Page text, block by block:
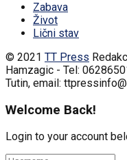
Zabava
Život
Lični stav
© 2021 TT Press
Hamzagic - Tel:
Tutin, email:
Welcome Back!
Login to your account